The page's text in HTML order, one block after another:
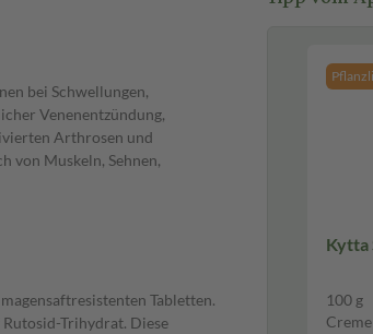
bei Schwellungen,
Venenentzündung,
Arthrosen und
von Muskeln, Sehnen,
Tabletten.
Trihydrat. Diese
Kytta
100 g
Creme